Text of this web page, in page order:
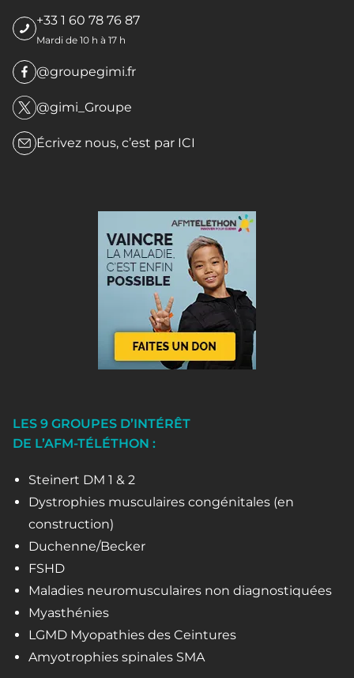
+33 1 60 78 76 87
Mardi de 10 h à 17 h
@groupegimi.fr
@gimi_Groupe
Écrivez nous, c’est par ICI
LES 9 GROUPES D’INTÉRÊT
DE L’AFM-TÉLÉTHON :
Steinert DM 1 & 2
Dystrophies musculaires congénitales (en
construction)
Duchenne/Becker
FSHD
Maladies neuromusculaires non diagnostiquées
Myasthénies
LGMD Myopathies des Ceintures
Amyotrophies spinales SMA